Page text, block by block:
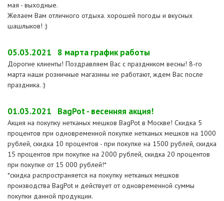
мая - выходные.
Желаем Вам отличного отдыха. хорошей погоды и вкусных
шашлыков! :)
05.03.2021 8 марта график работы
Дорогие клиенты! Поздравляем Вас с праздником весны! 8-го
марта наши розничные магазины не работают, ждем Вас после
праздника. :)
01.03.2021 BagPot - весенняя акция!
Акция на покупку нетканых мешков BagPot в Москве! Скидка 5
процентов при одновременной покупке нетканых мешков на 1000
рублей, скидка 10 процентов - при покупке на 1500 рублей, скидка
15 процентов при покупке на 2000 рублей, скидка 20 процентов
при покупке от 15 000 рублей!*
*скидка распространяется на покупку нетканых мешков
производства BagPot и действует от одновременной суммы
покупки данной продукции.